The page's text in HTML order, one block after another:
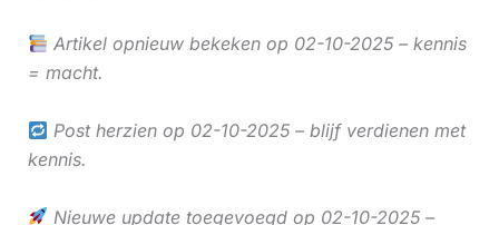
Artikel opnieuw bekeken op 02-10-2025 – kennis
= macht.
Post herzien op 02-10-2025 – blijf verdienen met
kennis.
Nieuwe update toegevoegd op 02-10-2025 –